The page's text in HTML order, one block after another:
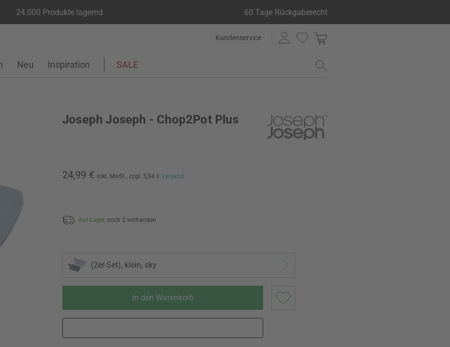
24.000 Produkte lagernd 60 Tage Rückgaberecht
Kundenservice
Neu Inspiration SALE
Joseph Joseph - Chop2Pot Plus
24,99 € inkl. MwSt., zzgl. 5,94 € Versand
Auf Lager, noch 2 vorhanden
(2er-Set), klein, sky
In den Warenkorb